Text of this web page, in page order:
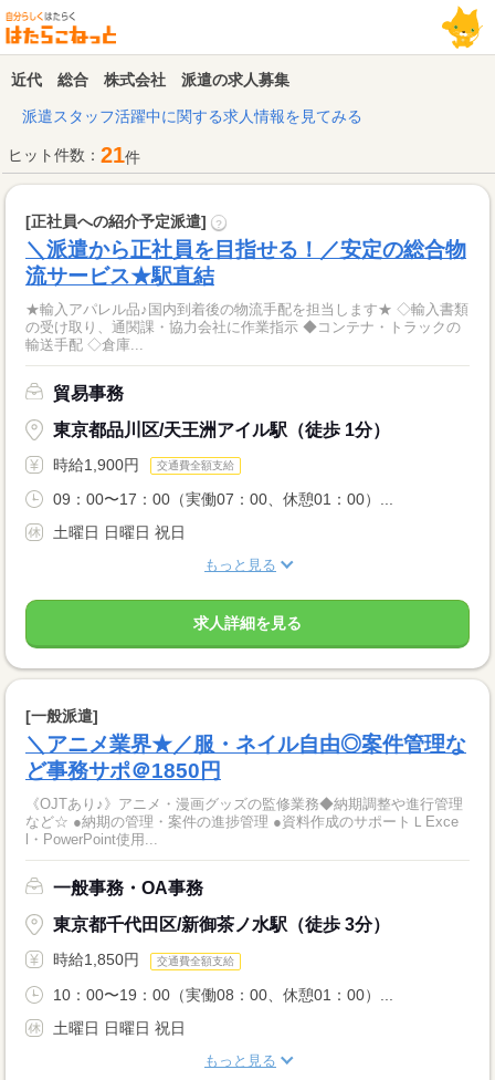
近代 総合 株式会社 派遣の求人募集
派遣スタッフ活躍中に関する求人情報を見てみる
ヒット件数： 21件
[正社員への紹介予定派遣] ?
＼派遣から正社員を目指せる！／安定の総合物
流サービス★駅直結
★輸入アパレル品♪国内到着後の物流手配を担当します★ ◇輸入書類
の受け取り、通関課・協力会社に作業指示 ◆コンテナ・トラックの
輸送手配 ◇倉庫...
貿易事務
東京都品川区/天王洲アイル駅（徒歩 1分）
時給1,900円 交通費全額支給
09：00〜17：00（実働07：00、休憩01：00）...
土曜日 日曜日 祝日
もっと見る
求人詳細を見る
[一般派遣]
＼アニメ業界★／服・ネイル自由◎案件管理な
ど事務サポ＠1850円
《OJTあり♪》アニメ・漫画グッズの監修業務◆納期調整や進行管理
など☆ ●納期の管理・案件の進捗管理 ●資料作成のサポートＬExce
l・PowerPoint使用...
一般事務・OA事務
東京都千代田区/新御茶ノ水駅（徒歩 3分）
時給1,850円 交通費全額支給
10：00〜19：00（実働08：00、休憩01：00）...
土曜日 日曜日 祝日
もっと見る